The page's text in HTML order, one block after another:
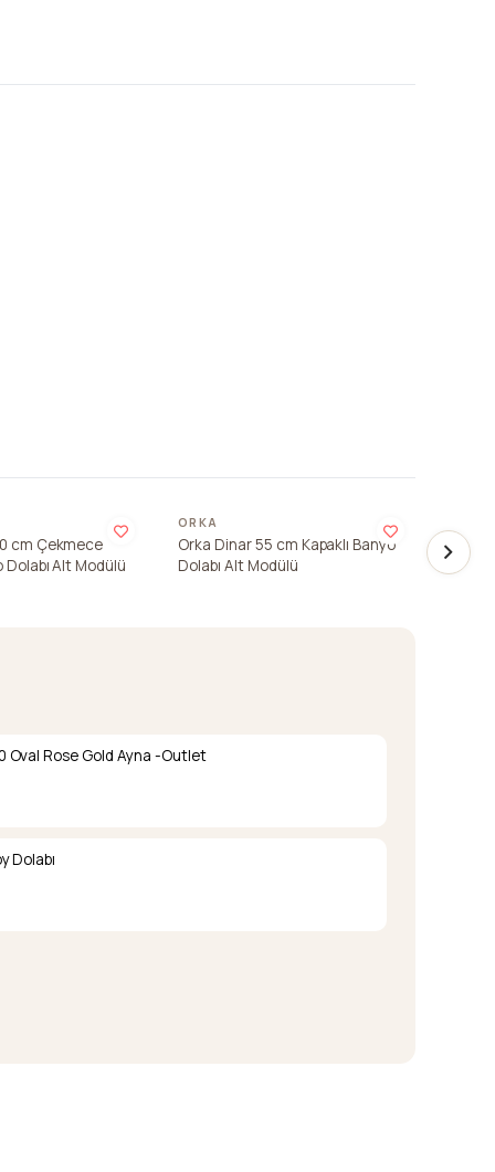
cm Çekmece
Dolabı Alt Modülü
ORKA
Orka Dinar 55 cm Kapaklı Banyo
Dolabı Alt Modülü
Orka
Oval Rose Gold Ayna -Outlet
Dolabı